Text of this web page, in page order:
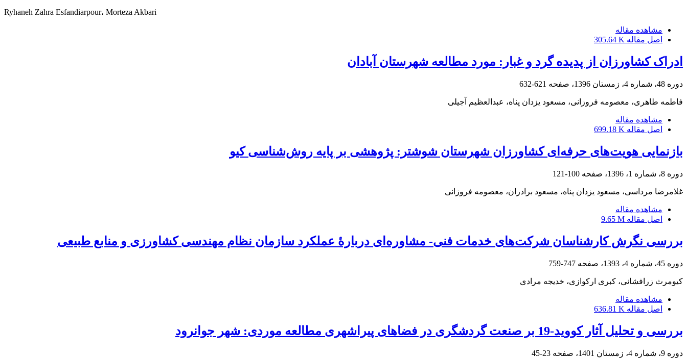
Ryhaneh Zahra Esfandiarpour، Morteza Akbari
مشاهده مقاله
اصل مقاله 305.64 K
ادراک کشاورزان از پدیده گرد و غبار: مورد مطالعه شهرستان آبادان
دوره 48، شماره 4، زمستان 1396، صفحه 621-632
فاطمه طاهری، معصومه فروزانی، مسعود یزدان پناه، عبدالعظیم آجیلی
مشاهده مقاله
اصل مقاله 699.18 K
بازنمایی هویت‌های حرفه‌ای کشاورزان شهرستان شوشتر: پژوهشی بر پایه روش‌شناسی کیو
دوره 8، شماره 1، 1396، صفحه 100-121
غلامرضا مرداسی، مسعود یزدان پناه، مسعود برادران، معصومه فروزانی
مشاهده مقاله
اصل مقاله 9.65 M
بررسی نگرش کارشناسان شرکت‌های خدمات فنی- مشاوره‌ای دربارۀ عملکرد سازمان نظام مهندسی کشاورزی و منابع طبیعی
دوره 45، شماره 4، 1393، صفحه 747-759
کیومرث زرافشانی، کبری ارکوازی، خدیجه مرادی
مشاهده مقاله
اصل مقاله 636.81 K
بررسی و تحلیل آثار کووید-19 بر صنعت گردشگری در فضاهای پیراشهری مطالعه موردی: شهر جوانرود
دوره 9، شماره 4، زمستان 1401، صفحه 23-45